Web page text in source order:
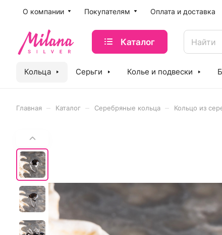
O компании Покупателям Оплата и доставка
Каталог
Кольца Серьги Колье и подвески
Главная Каталог Серебряные кольца Кольцо из